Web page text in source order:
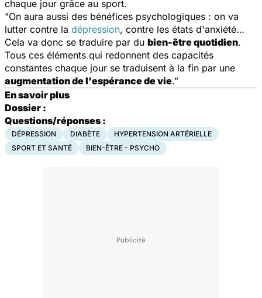
chaque jour grâce au sport.
"On aura aussi des bénéfices psychologiques : on va
lutter contre la dépression, contre les états d'anxiété…
Cela va donc se traduire par du bien-être quotidien.
Tous ces éléments qui redonnent des capacités
constantes chaque jour se traduisent à la fin par une
augmentation de l'espérance de vie."
En savoir plus
Dossier :
Questions/réponses :
DÉPRESSION DIABÈTE
HYPERTENSION ARTÉRIELLE
SPORT ET SANTÉ
BIEN-ÊTRE - PSYCHO